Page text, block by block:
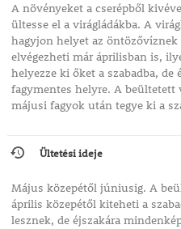
A növényeket a cserépből
ültesse el a virágládákba. A
hagyjon helyet az öntözővíznek
elvégezheti már áprilisban is,
helyezze ki őket a szabadba,
fagymentes helyre. A beültetett
májusi fagyok után tegye ki a
Ültetési ideje
Május közepétől júniusig. A
április közepétől kiteheti a
lesznek, de éjszakára